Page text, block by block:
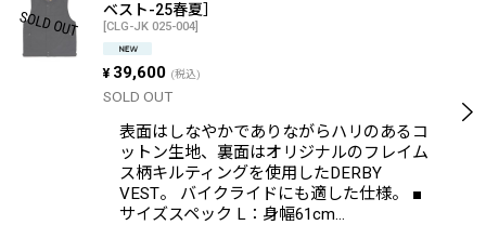
ベスト-25春夏］
[CLG-JK 025-004]
¥ 39,600 (税込)
SOLD OUT
表面はしなやかでありながらハリのあるコ
ットン生地、裏面はオリジナルのフレイム
ス柄キルティングを使用したDERBY
VEST。 バイクライドにも適した仕様。 ■
サイズスペック L：身幅61cm…